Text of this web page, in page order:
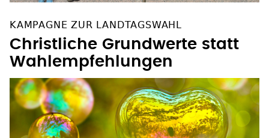
KAMPAGNE ZUR LANDTAGSWAHL
Christliche Grundwerte statt
Wahlempfehlungen